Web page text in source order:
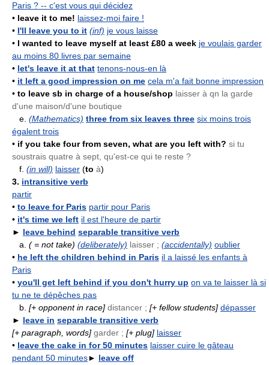
Paris ? -- c'est vous qui décidez
• leave it to me! laissez-moi faire !
• I'll leave you to it (inf) je vous laisse
• I wanted to leave myself at least £80 a week je voulais garder
au moins 80 livres par semaine
• let's leave it at that tenons-nous-en là
• it left a good impression on me cela m'a fait bonne impression
• to leave sb in charge of a house/shop laisser à qn la garde
d'une maison/d'une boutique
e. (Mathematics) three from six leaves three six moins trois
égalent trois
• if you take four from seven, what are you left with? si tu
soustrais quatre à sept, qu'est-ce qui te reste ?
f. (in will) laisser (to à)
3. intransitive verb
partir
• to leave for Paris partir pour Paris
• it's time we left il est l'heure de partir
► leave behind separable transitive verb
a. ( = not take) (deliberately) laisser ; (accidentally) oublier
• he left the children behind in Paris il a laissé les enfants à
Paris
• you'll get left behind if you don't hurry up on va te laisser là si
tu ne te dépêches pas
b. [+ opponent in race] distancer ; [+ fellow students] dépasser
► leave in separable transitive verb
[+ paragraph, words] garder ; [+ plug] laisser
• leave the cake in for 50 minutes laisser cuire le gâteau
pendant 50 minutes► leave off